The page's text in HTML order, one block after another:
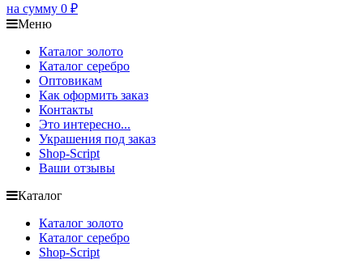
на сумму 0 ₽
Меню
Каталог золото
Каталог серебро
Оптовикам
Как оформить заказ
Контакты
Это интересно...
Украшения под заказ
Shop-Script
Ваши отзывы
Каталог
Каталог золото
Каталог серебро
Shop-Script